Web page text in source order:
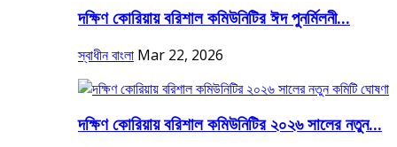
দক্ষিণ কোরিয়ায় বরিশাল কমিউনিটির ঈদ পুনর্মিলনী...
স্বাধীন বাংলা Mar 22, 2026
দক্ষিণ কোরিয়ায় বরিশাল কমিউনিটির ২০২৬ সালের নতুন...